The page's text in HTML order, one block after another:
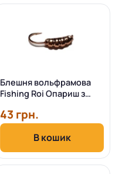
Блешня вольфрамова
Fishing Roi Опариш з
43 грн.
В кошик